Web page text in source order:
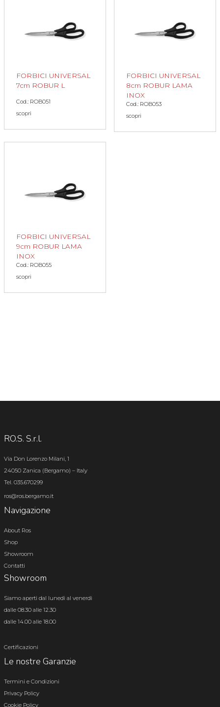
FORBICI UNIVERSAL
7cm ROBUR L
Cod.: ROB051
scopri
FORBICI UNIVERSAL
8cm ROBUR LAMA
INOX
Cod.: ROB053
scopri
FORBICI UNIVERSAL
9cm ROBUR LAMA
INOX
Cod.: ROB055
scopri
RO.S. S.r.l.
Via Don Lorenzo Milani, 1
24050 Zanica (Bergamo) – Italy
Tel. 035.670299
ros@ros.bergamo.it
Navigazione
About Ros
Shop
Showroom
Contatti
Showroom
Siamo aperti dal lunedì al venerdì
dalle 08.30 alle 12.30
dalle 14.00 alle 18.00
Certificazioni
Le nostre Garanzie
Termini e Condizioni
Privacy Policy
Cookie Policy